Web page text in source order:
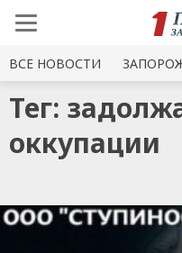
ВСЕ НОВОСТИ
Тег:
оккупации